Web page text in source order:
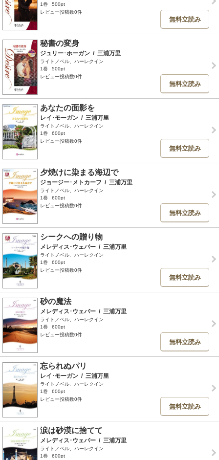
1巻
500pt
レビュー投稿数0件
無料立読み
秘書の変身
ジュリー･ホーガン / 三浦万里
ライトノベル、ハーレクイン
1巻
500pt
レビュー投稿数0件
無料立読み
あなたの面影を
レイ･モーガン / 三浦万里
ライトノベル、ハーレクイン
1巻
600pt
レビュー投稿数0件
無料立読み
夕焼けに染まる海辺で
ジョージー･メトカーフ / 三浦万里
ライトノベル、ハーレクイン
1巻
600pt
レビュー投稿数0件
無料立読み
シークへの贈り物
メレディス･ウェバー / 三浦万里
ライトノベル、ハーレクイン
1巻
600pt
レビュー投稿数0件
無料立読み
砂の魔法
メレディス･ウェバー / 三浦万里
ライトノベル、ハーレクイン
1巻
600pt
レビュー投稿数0件
無料立読み
忘られぬパリ
レイ･モーガン / 三浦万里
ライトノベル、ハーレクイン
1巻
600pt
レビュー投稿数0件
無料立読み
涙は砂漠に捨てて
メレディス･ウェバー / 三浦万里
ライトノベル、ハーレクイン
1巻
600pt